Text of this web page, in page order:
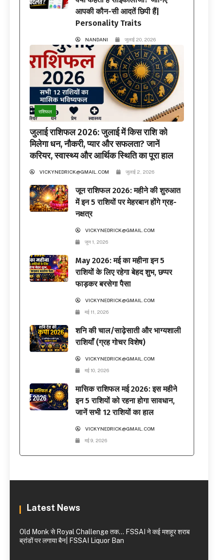
आपकी कौन-सी आदतें छिपी हैं|
Personality Traits
NANDANI जुलाई 20, 2026
राशिफल
जुलाई राशिफल 2026: जुलाई में किस राशि को
मिलेगा धन, नौकरी, प्यार और सफलता? जानें
करियर, स्वास्थ्य और आर्थिक स्थिति का पूरा हाल
VICKYNEDRICK@GMAIL.COM जुलाई 2, 2026
जून राशिफल 2026: महीने की शुरुआत
में इन 5 राशियों पर मेहरबान होंगे ग्रह-
नक्षत्र
VICKYNEDRICK@GMAIL.COM
जून 1, 2026
May 2026: मई का महीना इन 5
राशियों के लिए रहेगा बेहद शुभ, छप्पर
फाड़कर बरसेगा पैसा
VICKYNEDRICK@GMAIL.COM
मई 11, 2026
शनि की चाल/साढ़ेसाती और भाग्यशाली
राशियाँ (ग्रह गोचर विशेष)
VICKYNEDRICK@GMAIL.COM
मई 10, 2026
मासिक राशिफल मई 2026: इस महीने
इन 5 राशियों को रहना होगा सावधान,
जानें सभी 12 राशियों का हाल
VICKYNEDRICK@GMAIL.COM
मई 9, 2026
Latest News
Old Monk से Royal Challenge तक… FSSAI ने कई मशहूर शराब
ब्रांडों पर लगाया बैन| FSSAI Liquor Ban